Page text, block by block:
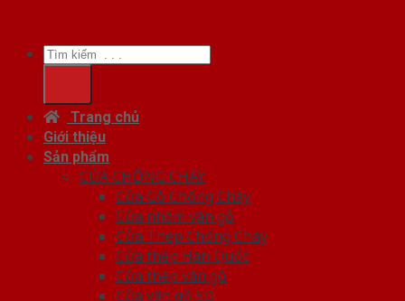
Tìm
kiếm:
Trang chủ
Giới thiệu
Sản phẩm
CỬA CHỐNG CHÁY
Cửa Gỗ Chống Cháy
Cửa nhôm vân gỗ
Cửa Thép Chống Cháy
Cửa thép Hàn Quốc
Cửa thép vân gỗ
Cửa vân gỗ 5D